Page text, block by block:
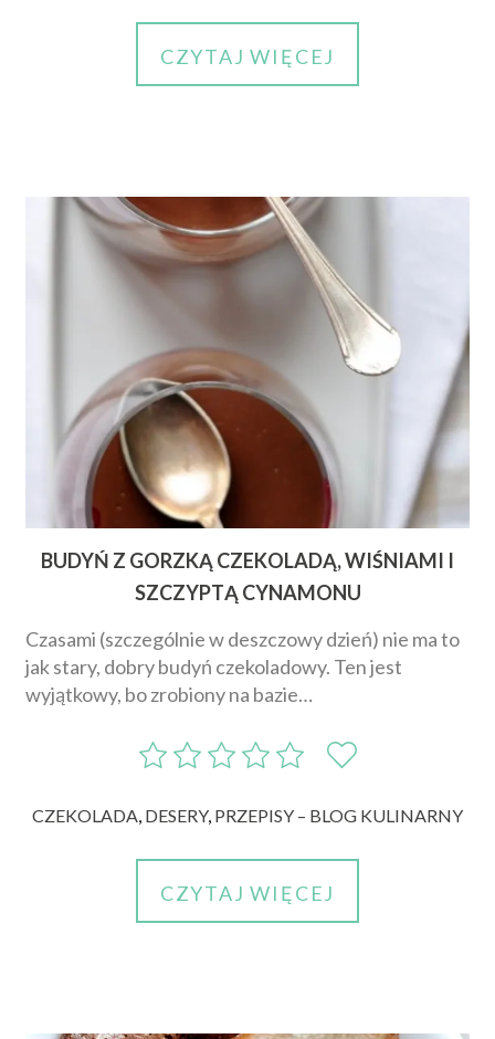
CZYTAJ WIĘCEJ
BUDYŃ Z GORZKĄ CZEKOLADĄ, WIŚNIAMI I
SZCZYPTĄ CYNAMONU
Czasami (szczególnie w deszczowy dzień) nie ma to
jak stary, dobry budyń czekoladowy. Ten jest
wyjątkowy, bo zrobiony na bazie…
CZEKOLADA, DESERY, PRZEPISY – BLOG KULINARNY
CZYTAJ WIĘCEJ